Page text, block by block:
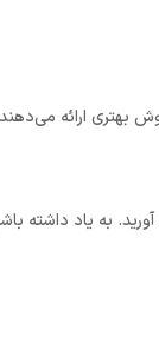
ارائه
به یاد داشته